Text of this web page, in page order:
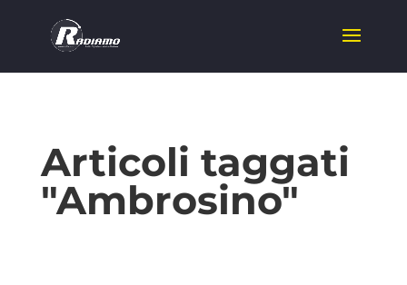
Articoli taggati
"Ambrosino"